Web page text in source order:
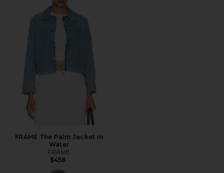
FRAME The Palm Jacket in
Water
FRAME
$458